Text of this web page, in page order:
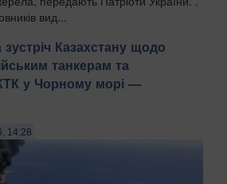
вид...
зустріч Казахстану щодо
танкерам та
у Чорному морі —
14:28